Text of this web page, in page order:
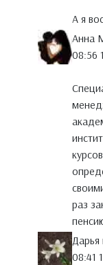
А я
Анна
08:56
раз
08:41